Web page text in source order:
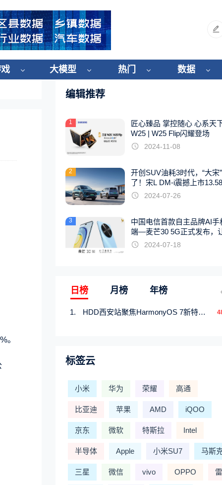
大模型 热门 数据
。
编辑推荐
1
匠心臻品 掌控随心 心系天
W25 | W25 Flip闪耀登场
2024-11-08
2
开创SUV油耗3时代，“大宋
了！宋L DM-i震撼上市
起
2024-07-26
3
中国电信首款自主品牌AI手
端—麦芒30 5G正式发布，
触手可及2024-07-18
日榜 月榜 年榜
HDD西安站聚焦HarmonyOS 7新特性，解锁从互联到智能的应用开发新范式
标签云
小米 华为 荣耀 高通
比亚迪 苹果 AMD iQOO
京东 微软 特斯拉 Intel
半导体 Apple 小米SU7 马斯
三星 微信 vivo OPPO